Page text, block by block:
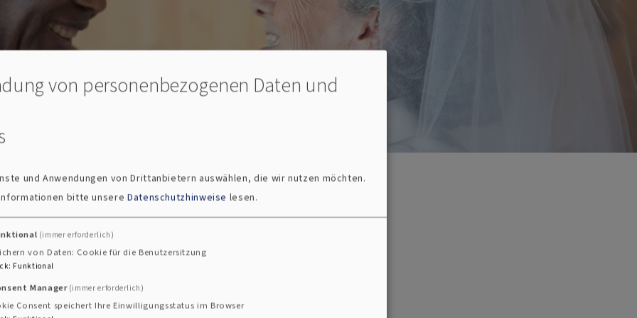
einem Gottesdienst feiern? Gerne!
von personenbezogenen Daten und
und Anwendungen von Drittanbietern auswählen, die wir nutzen möchten.
bitte unsere Datenschutzhinweise lesen.
(immer erforderlich)
von Daten: Cookie für die Benutzersitzung
: Funktional
Manager (immer erforderlich)
Consent speichert Ihre Einwilligungsstatus im Browser